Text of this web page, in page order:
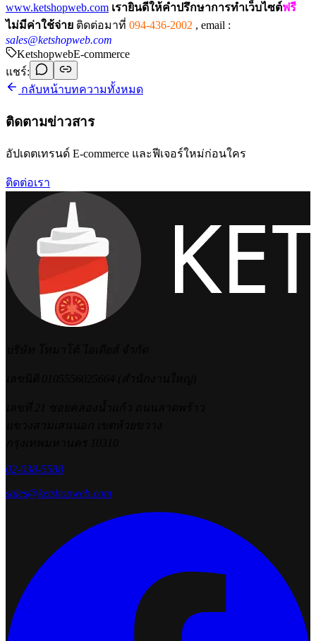
www.ketshopweb.com เรายินดีให้คำปรึกษาการทำเว็บไซต์ฟรี
ไม่มีค่าใช้จ่าย ติดต่อมาที่ 094-436-2002 , email :
sales@ketshopweb.com
KetshopwebE-commerce
แชร์:
กลับหน้าบทความทั้งหมด
ติดตามข่าวสาร
อัปเดตเทรนด์ E-commerce และฟีเจอร์ใหม่ก่อนใคร
ติดต่อเรา
02-038-5588
sales@ketshopweb.com